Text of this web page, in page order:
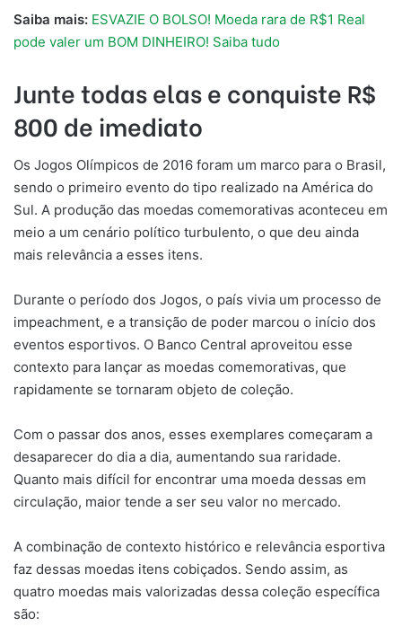
Saiba mais: ESVAZIE O BOLSO! Moeda rara de R$1 Real
pode valer um BOM DINHEIRO! Saiba tudo
Junte todas elas e conquiste R$
800 de imediato
Os Jogos Olímpicos de 2016 foram um marco para o Brasil,
sendo o primeiro evento do tipo realizado na América do
Sul. A produção das moedas comemorativas aconteceu em
meio a um cenário político turbulento, o que deu ainda
mais relevância a esses itens.
Durante o período dos Jogos, o país vivia um processo de
impeachment, e a transição de poder marcou o início dos
eventos esportivos. O Banco Central aproveitou esse
contexto para lançar as moedas comemorativas, que
rapidamente se tornaram objeto de coleção.
Com o passar dos anos, esses exemplares começaram a
desaparecer do dia a dia, aumentando sua raridade.
Quanto mais difícil for encontrar uma moeda dessas em
circulação, maior tende a ser seu valor no mercado.
A combinação de contexto histórico e relevância esportiva
faz dessas moedas itens cobiçados. Sendo assim, as
quatro moedas mais valorizadas dessa coleção específica
são: